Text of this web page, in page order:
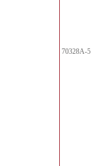
70328A-5